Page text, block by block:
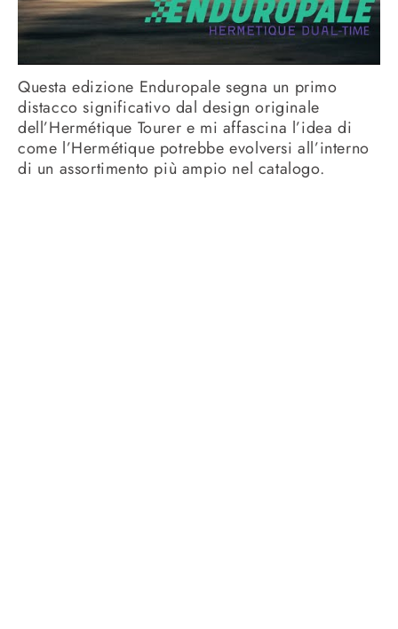
Questa edizione Enduropale segna un primo
distacco significativo dal design originale
dell’Hermétique Tourer e mi affascina l’idea di
come l’Hermétique potrebbe evolversi all’interno
di un assortimento più ampio nel catalogo.